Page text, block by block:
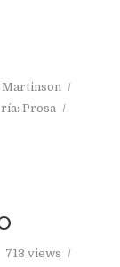
Prosa
713 views